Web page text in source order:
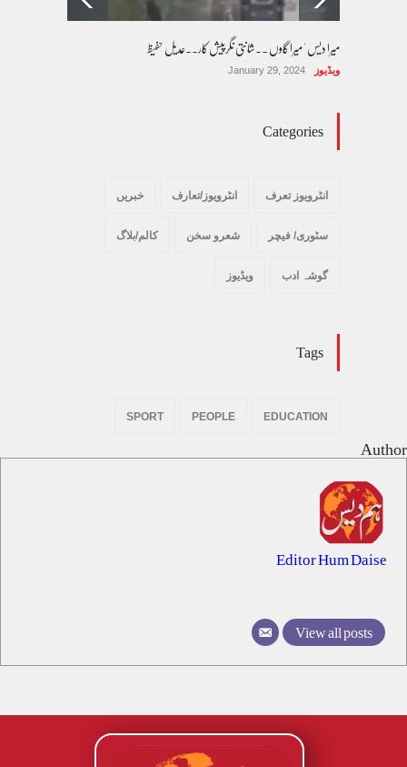
میرا دیس ' میرا گاوں ۔۔شانتی نگرپیش کار۔۔عدیل حفیظ
ویڈیوز January 29, 2024
Categories
انٹرویوز تعرف انٹرویوز/تعارف خبریں
سٹوری/ فیچر شعرو سخن کالم/بلاگ
گوشہ ادب ویڈیوز
Tags
EDUCATION
PEOPLE
SPORT
Author
Editor Hum Daise
View all posts